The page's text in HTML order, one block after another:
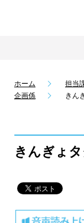
ホーム 担当
企画係
きん
きんぎょ